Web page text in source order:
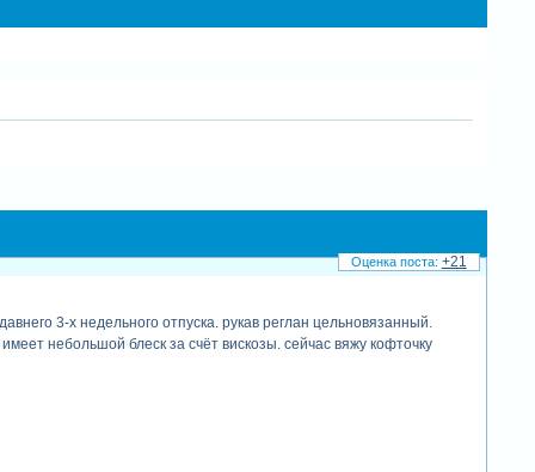
3-х недельного отпуска. рукав реглан цельновязанный.
небольшой блеск за счёт вискозы. сейчас вяжу кофточку
+21